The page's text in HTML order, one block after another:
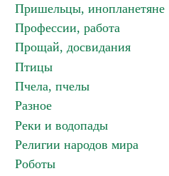
Пришельцы, инопланетяне
Профессии, работа
Прощай, досвидания
Птицы
Пчела, пчелы
Разное
Реки и водопады
Религии народов мира
Роботы